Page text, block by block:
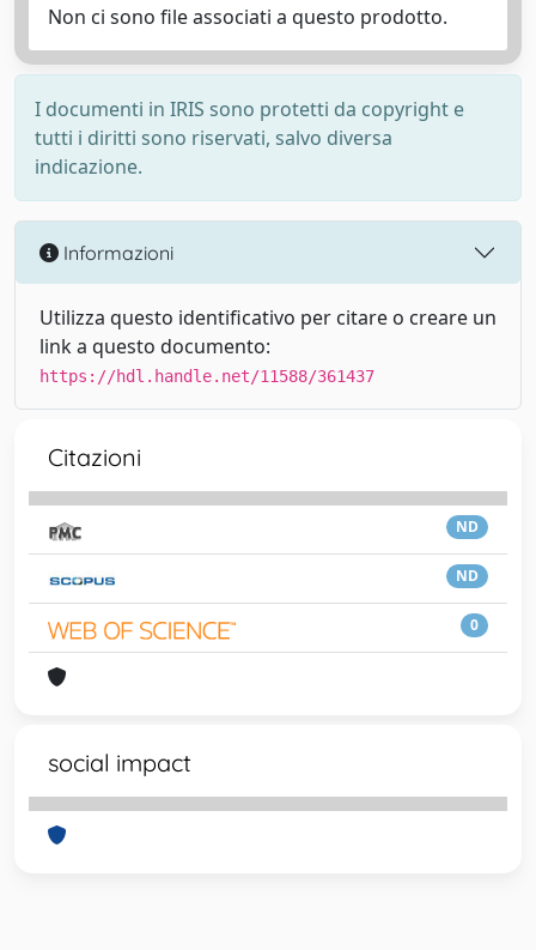
Non ci sono file associati a questo prodotto.
I documenti in IRIS sono protetti da copyright e
tutti i diritti sono riservati, salvo diversa
indicazione.
Informazioni
Utilizza questo identificativo per citare o creare un
link a questo documento:
https://hdl.handle.net/11588/361437
Citazioni
ND
ND
0
social impact